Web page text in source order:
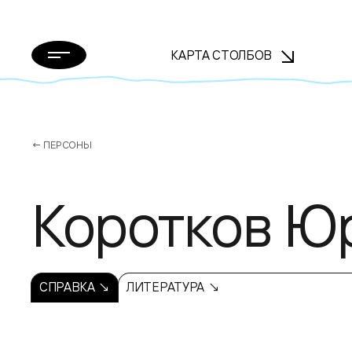
КАРТА СТОЛБОВ
← ПЕРСОНЫ
Коротков
СПРАВКА ↘ ЛИТЕРАТУРА ↘